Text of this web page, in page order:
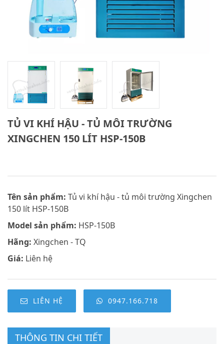
TỦ VI KHÍ HẬU - TỦ MÔI TRƯỜNG
XINGCHEN 150 LÍT HSP-150B
Tên sản phẩm: Tủ vi khí hậu - tủ môi trường Xingchen
150 lít HSP-150B
Model sản phẩm: HSP-150B
Hãng: Xingchen - TQ
Giá: Liên hệ
LIÊN HỆ 0947.166.718
THÔNG TIN CHI TIẾT